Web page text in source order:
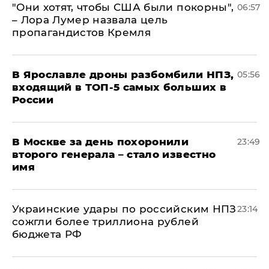
"Они хотят, чтобы США были покорны",
– Лора Лумер назвала цель
пропагандистов Кремля
06:57
В Ярославле дроны разбомбили НПЗ,
входящий в ТОП-5 самых больших в
России
05:56
В Москве за день похоронили
второго генерала – стало известно
имя
23:49
Украинские удары по российским НПЗ
сожгли более триллиона рублей
бюджета РФ
23:14